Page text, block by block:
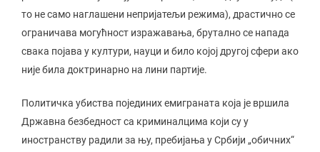
то не само наглашени непријатељи режима), драстично се
ограничава могућност изражавања, брутално се напада
свака појава у култури, науци и било којој другој сфери ако
није била доктринарно на лини партије.
Политичка убиства појединих емиграната која је вршила
Државна безбедност са криминалцима који су у
иностранству радили за њу, пребијања у Србији „обичних“